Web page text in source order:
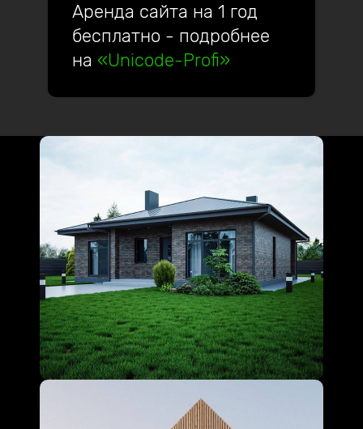
Аренда сайта на 1 год
бесплатно - подробнее
на «Unicode-Profi»